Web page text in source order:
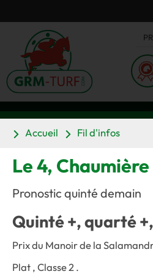
Accueil Fil d'infos
Le 4,
Pronostic quinté demain
Quinté +, quarté
Prix du Manoir de la
Plat , Classe 2 .